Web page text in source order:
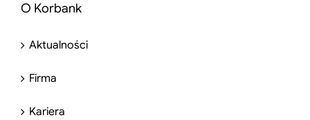
O Korbank
Aktualności
Firma
Kariera